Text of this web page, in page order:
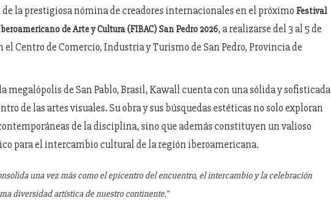
la prestigiosa nómina de creadores internacionales en el próximo Festival
de Arte y Cultura (FIBAC) San Pedro 2026, a realizarse del 3 al 5 de
el Centro de Comercio, Industria y Turismo de San Pedro, Provincia de
megalópolis de San Pablo, Brasil, Kawall cuenta con una sólida y sofisticada
de las artes visuales. Su obra y sus búsquedas estéticas no solo exploran
de la disciplina, sino que además constituyen un valioso
para el intercambio cultural de la región iberoamericana.
una vez más como el epicentro del encuentro, el intercambio y la celebración
diversidad artística de nuestro continente."